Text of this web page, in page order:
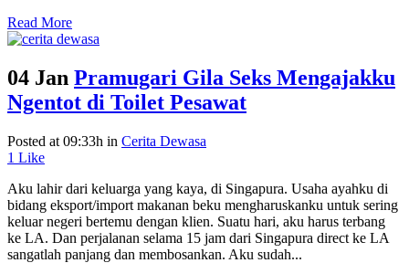
Read More
04 Jan Pramugari Gila Seks Mengajakku
Ngentot di Toilet Pesawat
Posted at 09:33h in Cerita Dewasa
1 Like
Aku lahir dari keluarga yang kaya, di Singapura. Usaha ayahku di
bidang eksport/import makanan beku mengharuskanku untuk sering
keluar negeri bertemu dengan klien. Suatu hari, aku harus terbang
ke LA. Dan perjalanan selama 15 jam dari Singapura direct ke LA
sangatlah panjang dan membosankan. Aku sudah...